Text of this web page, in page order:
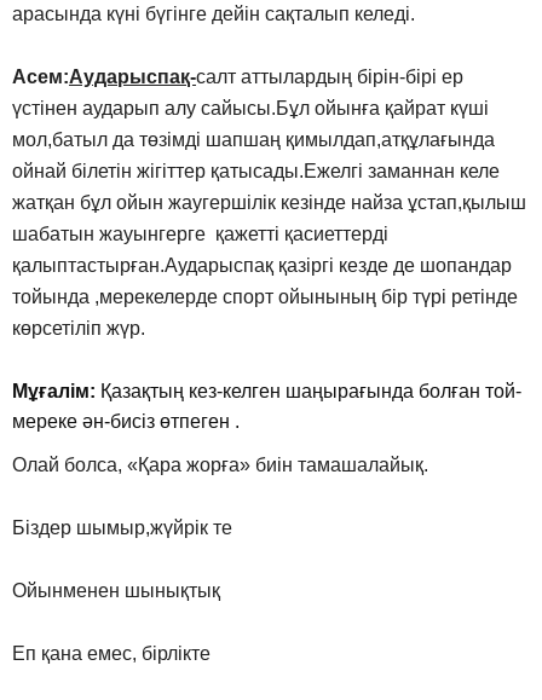
арасында күні бүгінге дейін сақталып келеді.
Асем:Аударыспақ-салт аттылардың бірін-бірі ер
үстінен аударып алу сайысы.Бұл ойынға қайрат күші
мол,батыл да төзімді шапшаң қимылдап,атқұлағында
ойнай білетін жігіттер қатысады.Ежелгі заманнан келе
жатқан бұл ойын жаугершілік кезінде найза ұстап,қылыш
шабатын жауынгерге қажетті қасиеттерді
қалыптастырған.Аударыспақ қазіргі кезде де шопандар
тойында ,мерекелерде спорт ойынының бір түрі ретінде
көрсетіліп жүр.
Мұғалім: Қазақтың кез-келген шаңырағында болған той-
мереке ән-бисіз өтпеген .
Олай болса, «Қара жорға» биін тамашалайық.
Біздер шымыр,жүйрік те
Ойынменен шынықтық
Еп қана емес, бірлікте